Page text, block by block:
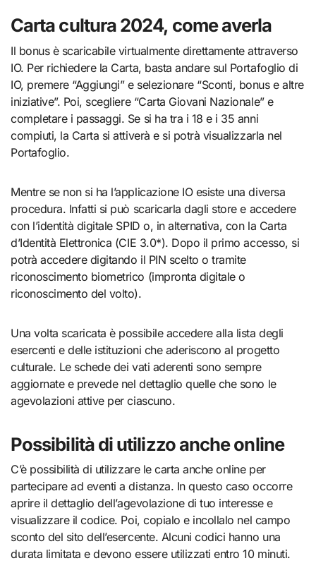
Carta cultura 2024, come averla
Il bonus è scaricabile virtualmente direttamente attraverso
IO. Per richiedere la Carta, basta andare sul Portafoglio di
IO, premere “Aggiungi” e selezionare “Sconti, bonus e altre
iniziative”. Poi, scegliere “Carta Giovani Nazionale” e
completare i passaggi. Se si ha tra i 18 e i 35 anni
compiuti, la Carta si attiverà e si potrà visualizzarla nel
Portafoglio.
Mentre se non si ha l’applicazione IO esiste una diversa
procedura. Infatti si può scaricarla dagli store e accedere
con l’identità digitale SPID o, in alternativa, con la Carta
d’Identità Elettronica (CIE 3.0*). Dopo il primo accesso, si
potrà accedere digitando il PIN scelto o tramite
riconoscimento biometrico (impronta digitale o
riconoscimento del volto).
Una volta scaricata è possibile accedere alla lista degli
esercenti e delle istituzioni che aderiscono al progetto
culturale. Le schede dei vati aderenti sono sempre
aggiornate e prevede nel dettaglio quelle che sono le
agevolazioni attive per ciascuno.
Possibilità di utilizzo anche online
C’è possibilità di utilizzare le carta anche online per
partecipare ad eventi a distanza. In questo caso occorre
aprire il dettaglio dell’agevolazione di tuo interesse e
visualizzare il codice. Poi, copialo e incollalo nel campo
sconto del sito dell’esercente. Alcuni codici hanno una
durata limitata e devono essere utilizzati entro 10 minuti.